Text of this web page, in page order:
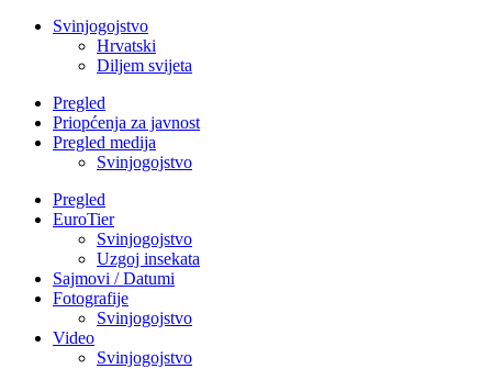
Svinjogojstvo
Hrvatski
Diljem svijeta
Pregled
Priopćenja za javnost
Pregled medija
Svinjogojstvo
Pregled
EuroTier
Svinjogojstvo
Uzgoj insekata
Sajmovi / Datumi
Fotografije
Svinjogojstvo
Video
Svinjogojstvo